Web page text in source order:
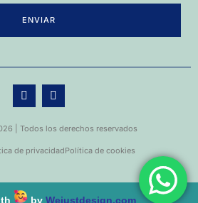
ENVIAR
| Todos los derechos reservados
de privacidadPolítica de cookies
by Wejustdesign.com